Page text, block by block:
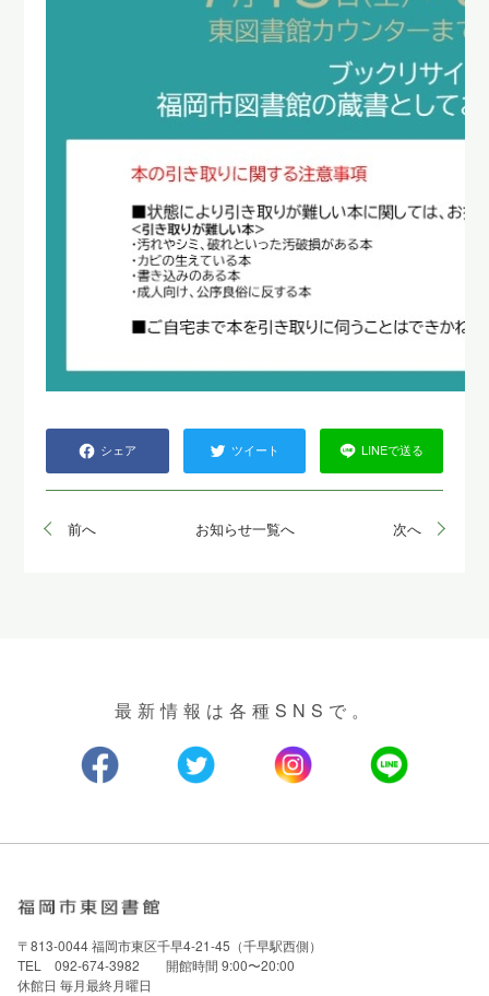
シェア ツイート LINEで送る
前へ お知らせ一覧へ 次へ
最新情報は各種SNSで。
〒813-0044 福岡市東区千早4-21-45（千早駅西側）
TEL 092-674-3982 開館時間 9:00〜20:00
休館日 毎月最終月曜日